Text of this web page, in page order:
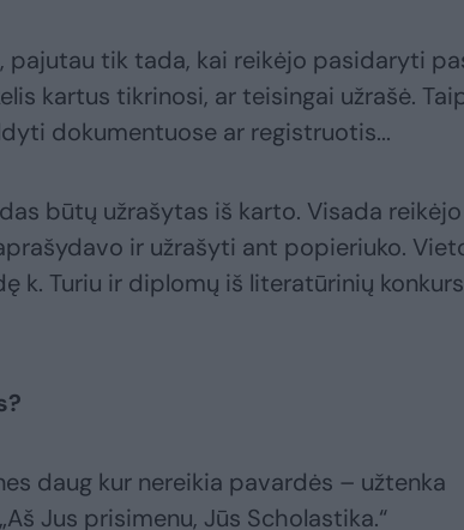
pajutau tik tada, kai reikėjo pasidaryti
kartus tikrinosi, ar teisingai užrašė.
dokumentuose ar registruotis...
būtų užrašytas iš karto. Visada reikėjo
ir užrašyti ant popieriuko.
k. Turiu ir diplomų iš literatūrinių
daug kur nereikia pavardės – užtenka
Jus prisimenu, Jūs Scholastika.“